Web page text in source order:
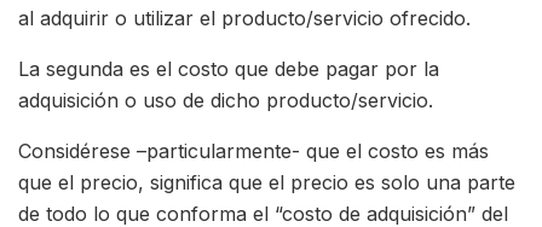
al adquirir o utilizar el producto/servicio ofrecido.
La segunda es el costo que debe pagar por la
adquisición o uso de dicho producto/servicio.
Considérese –particularmente- que el costo es más
que el precio, significa que el precio es solo una parte
de todo lo que conforma el “costo de adquisición” del